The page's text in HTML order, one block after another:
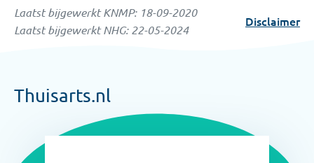
Laatst bijgewerkt KNMP: 18-09-2020
Laatst bijgewerkt NHG:22-05-2024
Disclaimer
Thuisarts.nl